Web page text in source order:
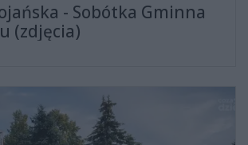
- Sobótka Gminna
(zdjęcia)